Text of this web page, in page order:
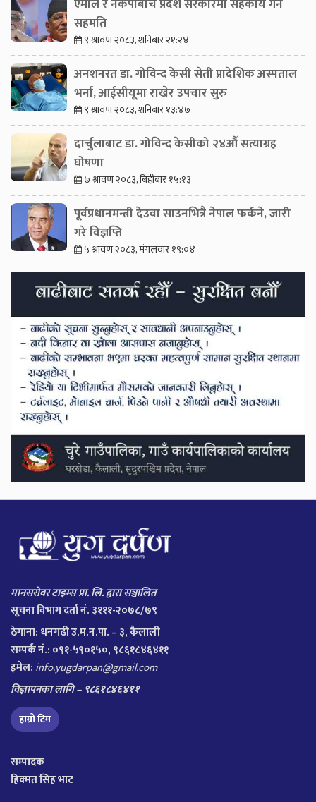
एमाले र नेकपाबीच प्रदेश सरकारमा सहकार्य गर्ने
सहमति
९ श्रावण २०८३, शनिबार २१:२४
अनशनरत डा. गोविन्द केसी सेती प्रादेशिक अस्पताल
भर्ना, आईसीयूमा राखेर उपचार सुरु
९ श्रावण २०८३, शनिबार १३:४७
दार्चुलाबाट डा. गोविन्द केसीको २४औँ सत्याग्रह
घोषणा
७ श्रावण २०८३, बिहीबार १५:१३
पूर्वप्रधानमन्त्री देउवा साउनभित्रै नेपाल फर्कने, जारी
गरे विज्ञप्ति
५ श्रावण २०८३, मंगलवार १९:०४
मानसरोवर टाइम्स प्रा. लि. द्वारा सञ्चालित
सूचना विभाग दर्ता नं. ३१११-२०७८/७९
ठेगाना: धनगढी उ.म.न.पा. – ३, कैलाली
सम्पर्क नं.: ०९१-५९०१५०, ९८६१८४६४११
इमेल: info.yugdarpan@gmail.com
विज्ञापनका लागि – ९८६१८४६४११
हाम्रो टिम
सम्पादक
हिक्मत सिह भाट